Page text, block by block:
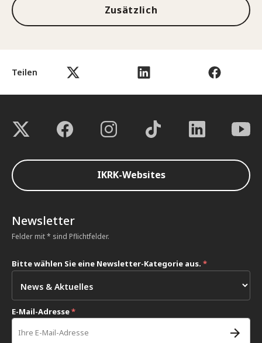
Teilen
Zusätzlich
IKRK-Websites
Newsletter
Felder mit * sind Pflichtfelder.
Bitte wählen Sie eine Newsletter-Kategorie aus. *
E-Mail-Adresse*